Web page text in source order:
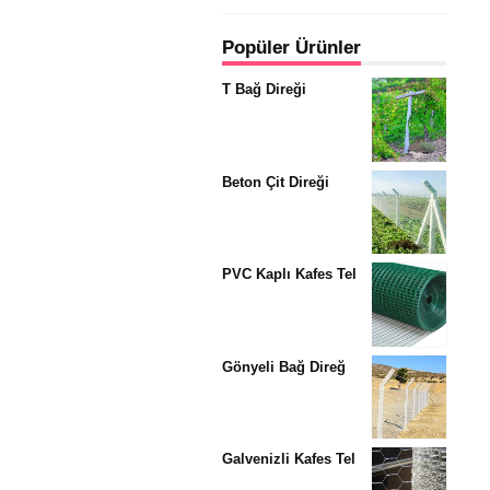
Popüler Ürünler
T Bağ Direği
Beton Çit Direği
PVC Kaplı Kafes Tel
Gönyeli Bağ Direğ
Galvenizli Kafes Tel